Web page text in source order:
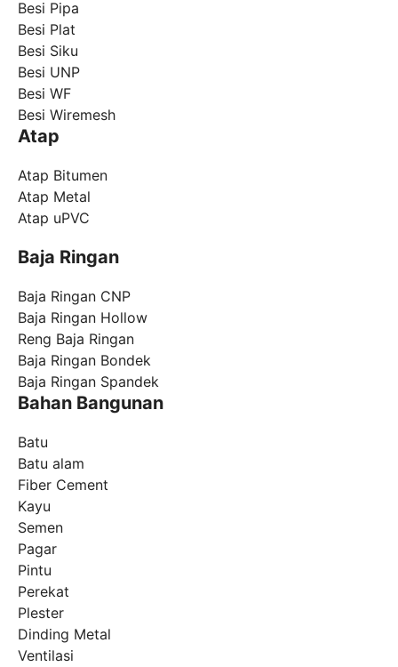
Besi Pipa
Besi Plat
Besi Siku
Besi UNP
Besi WF
Besi Wiremesh
Atap
Atap Bitumen
Atap Metal
Atap uPVC
Baja Ringan
Baja Ringan CNP
Baja Ringan Hollow
Reng Baja Ringan
Baja Ringan Bondek
Baja Ringan Spandek
Bahan Bangunan
Batu
Batu alam
Fiber Cement
Kayu
Semen
Pagar
Pintu
Perekat
Plester
Dinding Metal
Ventilasi